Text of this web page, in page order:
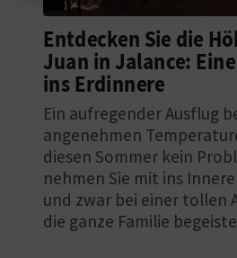
Entdecken Sie die
Juan in Jalance:
ins Erdinnere
Ein aufregender Ausflug
angenehmen
diesen Sommer kein
nehmen Sie mit ins
und zwar bei einer tollen
die ganze Familie
Cookies
Cookies
Cookies
Weitere